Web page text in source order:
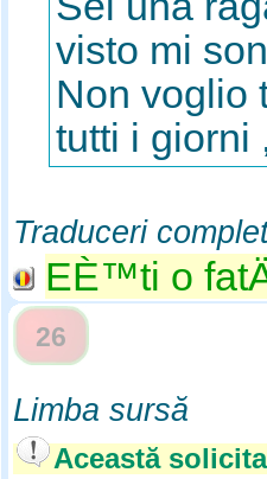
visto mi
Non voglio
tutti i giorni
Traduceri
EÈ™ti o
26
Limba sursă
Această